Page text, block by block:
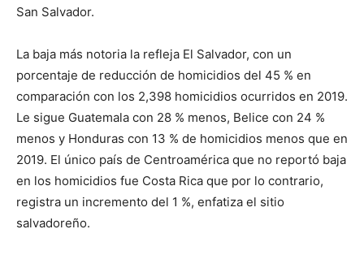
San Salvador.
La baja más notoria la refleja El Salvador, con un
porcentaje de reducción de homicidios del 45 % en
comparación con los 2,398 homicidios ocurridos en 2019.
Le sigue Guatemala con 28 % menos, Belice con 24 %
menos y Honduras con 13 % de homicidios menos que en
2019. El único país de Centroamérica que no reportó baja
en los homicidios fue Costa Rica que por lo contrario,
registra un incremento del 1 %, enfatiza el sitio
salvadoreño.